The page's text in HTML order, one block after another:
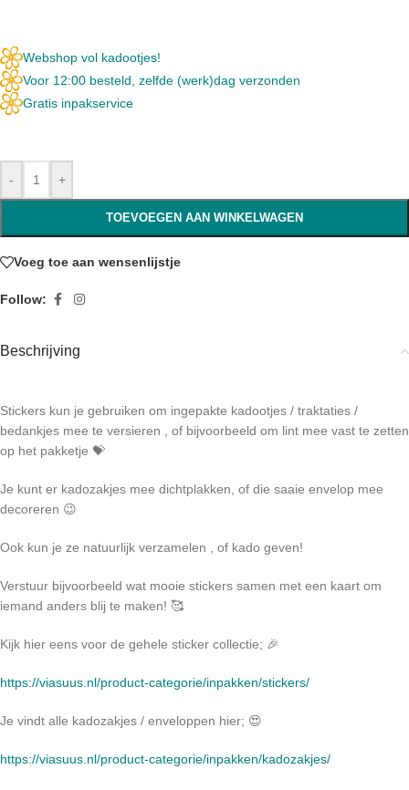
Webshop vol kadootjes!
Voor 12:00 besteld, zelfde (werk)dag verzonden
Gratis inpakservice
- +
TOEVOEGEN AAN WINKELWAGEN
Voeg toe aan wensenlijstje
Follow:
Beschrijving
Stickers kun je gebruiken om ingepakte kadootjes / traktaties /
bedankjes mee te versieren , of bijvoorbeeld om lint mee vast te zetten
op het pakketje 💝
Je kunt er kadozakjes mee dichtplakken, of die saaie envelop mee
decoreren 😉
Ook kun je ze natuurlijk verzamelen , of kado geven!
Verstuur bijvoorbeeld wat mooie stickers samen met een kaart om
iemand anders blij te maken! 🥰
Kijk hier eens voor de gehele sticker collectie; 🎉
https://viasuus.nl/product-categorie/inpakken/stickers/
Je vindt alle kadozakjes / enveloppen hier; 😍
https://viasuus.nl/product-categorie/inpakken/kadozakjes/